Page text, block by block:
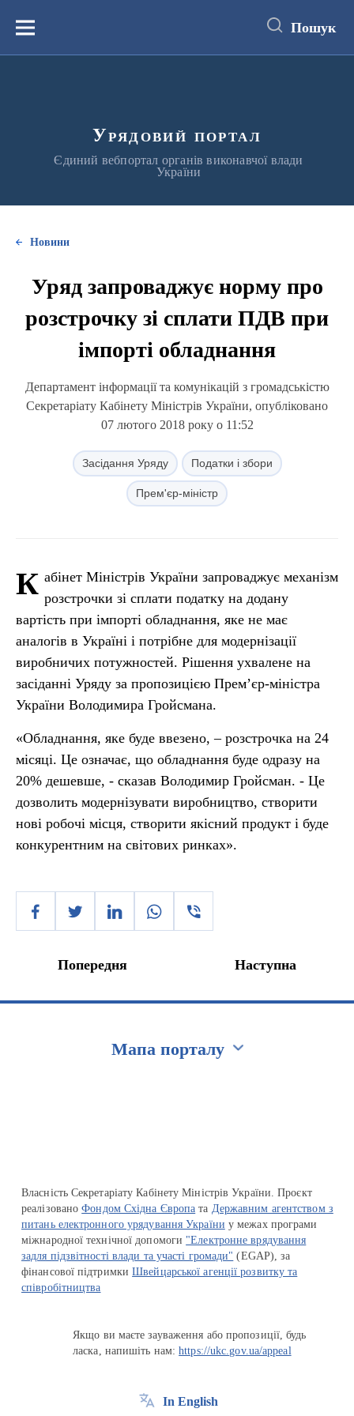
вмістуМеню Пошук
Урядовий портал
Єдиний вебпортал органів виконавчої влади
України
Новини
Уряд запроваджує норму про
розстрочку зі сплати ПДВ при
імпорті обладнання
Департамент інформації та комунікацій з громадськістю
Секретаріату Кабінету Міністрів України, опубліковано
07 лютого 2018 року о 11:52
Засідання Уряду Податки і збори
Прем'єр-міністр
К абінет Міністрів України запроваджує механізм
розстрочки зі сплати податку на додану
вартість при імпорті обладнання, яке не має
аналогів в Україні і потрібне для модернізації
виробничих потужностей. Рішення ухвалене на
засіданні Уряду за пропозицією Прем’єр-міністра
України Володимира Гройсмана.
«Обладнання, яке буде ввезено, – розстрочка на 24
місяці. Це означає, що обладнання буде одразу на
20% дешевше, - сказав Володимир Гройсман. - Це
дозволить модернізувати виробництво, створити
нові робочі місця, створити якісний продукт і буде
конкурентним на світових ринках».
Попередня Наступна
Мапа порталу
Власність Секретаріату Кабінету Міністрів України. Проєкт
реалізованоФондом Східна Європа та Державним агентством з
питань електронного урядування України у межах програми
міжнародної технічної допомоги "Електронне врядування
задля підзвітності влади та участі громади" (EGAP), за
фінансової підтримкиШвейцарської агенції розвитку та
співробітництва
Якщо ви маєте зауваження або пропозиції, будь
ласка, напишіть нам:https://ukc.gov.ua/appeal
In English